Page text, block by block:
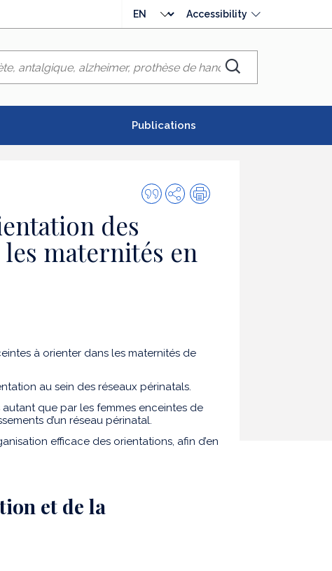
language
Accessibility
Chercher
Publications
Quote
this
SharePrint
des
maternités en
à orienter dans les maternités de
au sein des réseaux périnatals.
que par les femmes enceintes de
d’un réseau périnatal.
efficace des orientations, afin d’en
et de la